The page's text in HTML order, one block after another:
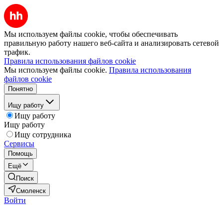
Мы используем файлы cookie, чтобы обеспечивать
правильную работу нашего веб-сайта и анализировать сетевой
трафик.
Правила использования файлов cookie
Мы используем файлы cookie. Правила использования
файлов cookie
Понятно
Ищу работу
Ищу работу
Ищу работу
Ищу сотрудника
Сервисы
Помощь
Ещё
Поиск
Смоленск
Войти